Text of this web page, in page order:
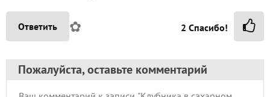
Ответить ✿ 2 Спасибо!
Пожалуйста, оставьте комментарий